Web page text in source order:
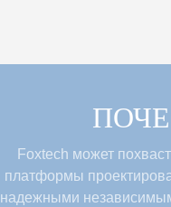
Foxtech может
платформы
надежными